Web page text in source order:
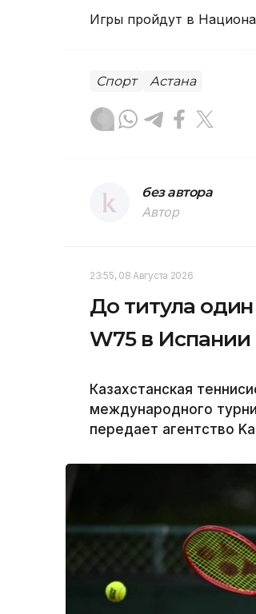
Игры пройдут в
Спорт Астана
без автора
Автор
23:55, 08 Августа 2026
До титула
W75 в Испании
Казахстанская
международного
передает агентство